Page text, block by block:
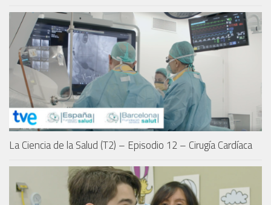
La Ciencia de la Salud (T2) – Episodio 12 – Cirugía Cardíaca